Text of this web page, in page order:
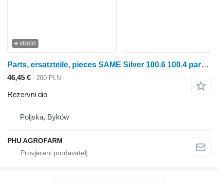
VIDEO
Parts, ersatzteile, pieces SAME Silver 100.6 100.4 parts, ersatzteile, pieces za SAME Silver 100.6 100.4 traktora na kotačima
46,45 € 200 PLN
Rezervni dio
Poljska, Byków
PHU AGROFARM